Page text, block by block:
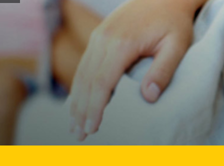
- komplett
Android,
für alle